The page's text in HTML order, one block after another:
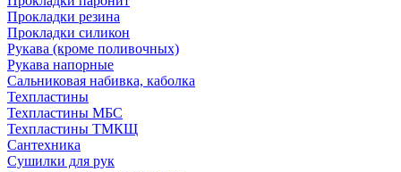
Прокладки резина
Прокладки силикон
Рукава (кроме поливочных)
Рукава напорные
Сальниковая набивка, каболка
Техпластины
Техпластины МБС
Техпластины ТМКЩ
Сантехника
Сушилки для рук